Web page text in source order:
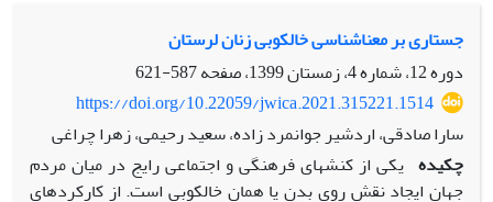
جستاری بر معناشناسی خالکوبی زنان لرستان
دوره 12، شماره 4، زمستان 1399، صفحه
587-621
https://doi.org/10.22059/jwica.2021.315221.1514
سارا صادقی، اردشیر جوانمرد زاده، سعید رحیمی، زهرا چراغی
چکیده یکی از کنش‏های فرهنگی و اجتماعی رایج در میان مردم
جهان ایجاد نقش روی بدن یا همان خالکوبی است. از کارکردهای